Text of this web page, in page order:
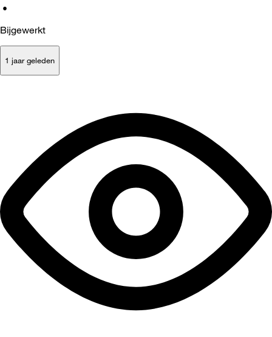
•
Bijgewerkt
1 jaar geleden